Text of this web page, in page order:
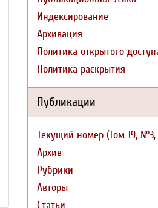
Индексирование
Архивация
Политика открытого
Политика раскрытия
Публикации
Текущий номер (Том 19, №3,
Архив
Рубрики
Авторы
Статьи